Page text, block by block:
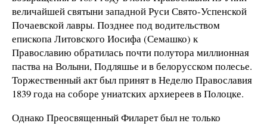
величайшей святыни западной Руси Свято-Успенской
Почаевской лавры. Позднее под водительством
епископа Литовского Иосифа (Семашко) к
Православию обратилась почти полутора миллионная
паства на Волыни, Подляшье и в белорусском полесье.
Торжественный акт был принят в Неделю Православия
1839 года на соборе униатских архиереев в Полоцке.
Однако Преосвященный Филарет был не только